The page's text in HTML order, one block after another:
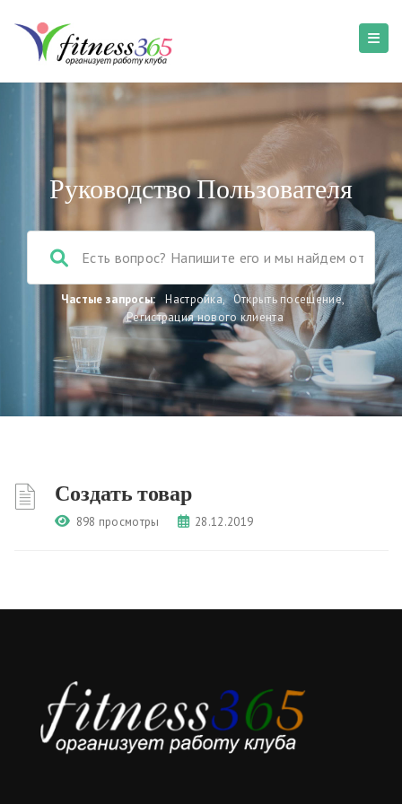
Руководство Пользователя
Частые запросы: Настройка, Открыть посещение,
Регистрация нового клиента
Создать товар
898 просмотры 28.12.2019